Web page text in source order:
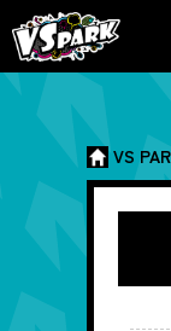
VS